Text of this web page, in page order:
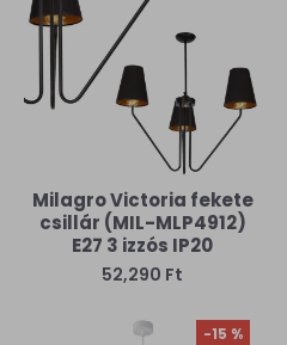
Milagro Victoria fekete
csillár (MIL-MLP4912)
E27 3 izzós IP20
52,290 Ft
-15 %